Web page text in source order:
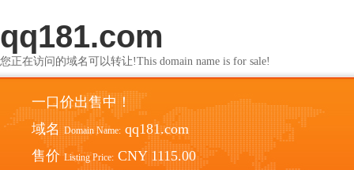
qq181.com
您正在访问的域名可以转让!This domain name is for sale!
一口价出售中！
域名 Domain Name: qq181.com
售价 Listing Price: CNY 1115.00